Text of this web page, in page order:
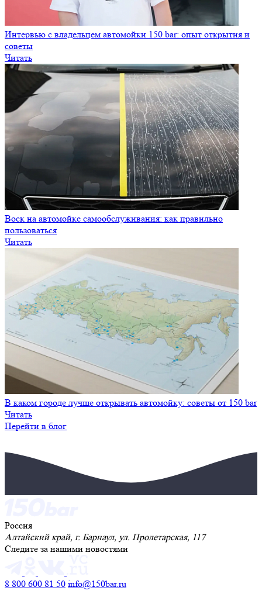
Интервью с владельцем автомойки 150 bar: опыт открытия и
советы
Читать
Воск на автомойке самообслуживания: как правильно
пользоваться
Читать
В каком городе лучше открывать автомойку: советы от 150 bar
Читать
Перейти в блог
Россия
Алтайский край, г. Барнаул, ул. Пролетарская, 117
Следите за нашими новостями
8 800 600 81 50 info@150bar.ru